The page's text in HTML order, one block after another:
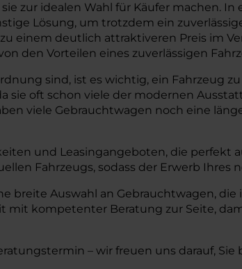
zur idealen Wahl für Käufer machen.
Lösung, um trotzdem ein
einem deutlich attraktiveren Preis im
den Vorteilen eines zuverlässigen
sind, ist es wichtig, ein Fahrzeug
sie oft schon viele der modernen
viele Gebrauchtwagen noch eine
und Leasingangeboten, die perfekt
Fahrzeugs, sodass der Erwerb Ihres
Auswahl an Gebrauchtwagen,
kompetenter Beratung zur Seite,
– wir freuen uns darauf,